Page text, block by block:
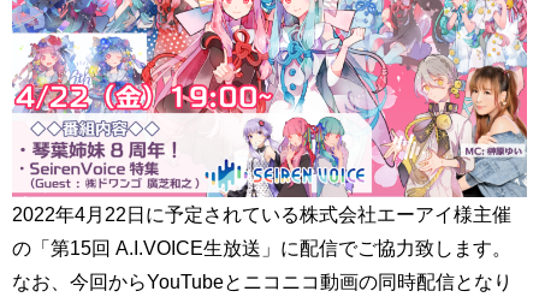
2022年4月22日に予定されている株式会社エーアイ様主催
の「第15回 A.I.VOICE生放送」に配信でご協力致します。
なお、今回からYouTubeとニコニコ動画の同時配信となり